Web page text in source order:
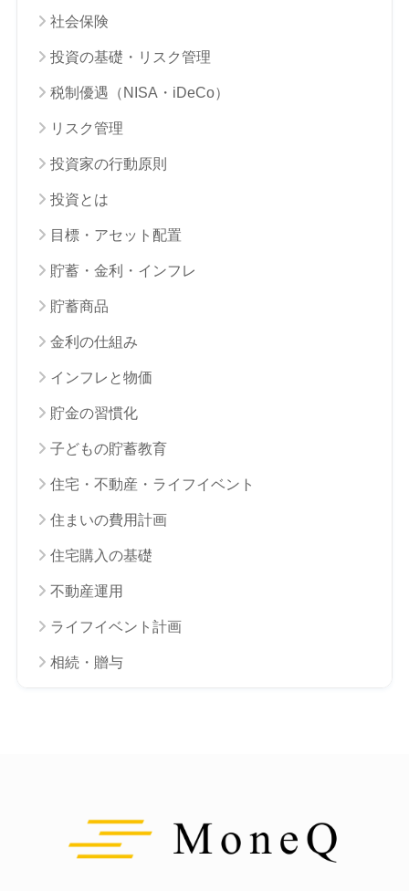
社会保険
投資の基礎・リスク管理
税制優遇（NISA・iDeCo）
リスク管理
投資家の行動原則
投資とは
目標・アセット配置
貯蓄・金利・インフレ
貯蓄商品
金利の仕組み
インフレと物価
貯金の習慣化
子どもの貯蓄教育
住宅・不動産・ライフイベント
住まいの費用計画
住宅購入の基礎
不動産運用
ライフイベント計画
相続・贈与